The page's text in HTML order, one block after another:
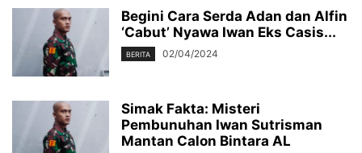
Begini Cara Serda Adan dan Alfin
‘Cabut’ Nyawa Iwan Eks Casis...
BERITA 02/04/2024
Simak Fakta: Misteri
Pembunuhan Iwan Sutrisman
Mantan Calon Bintara AL